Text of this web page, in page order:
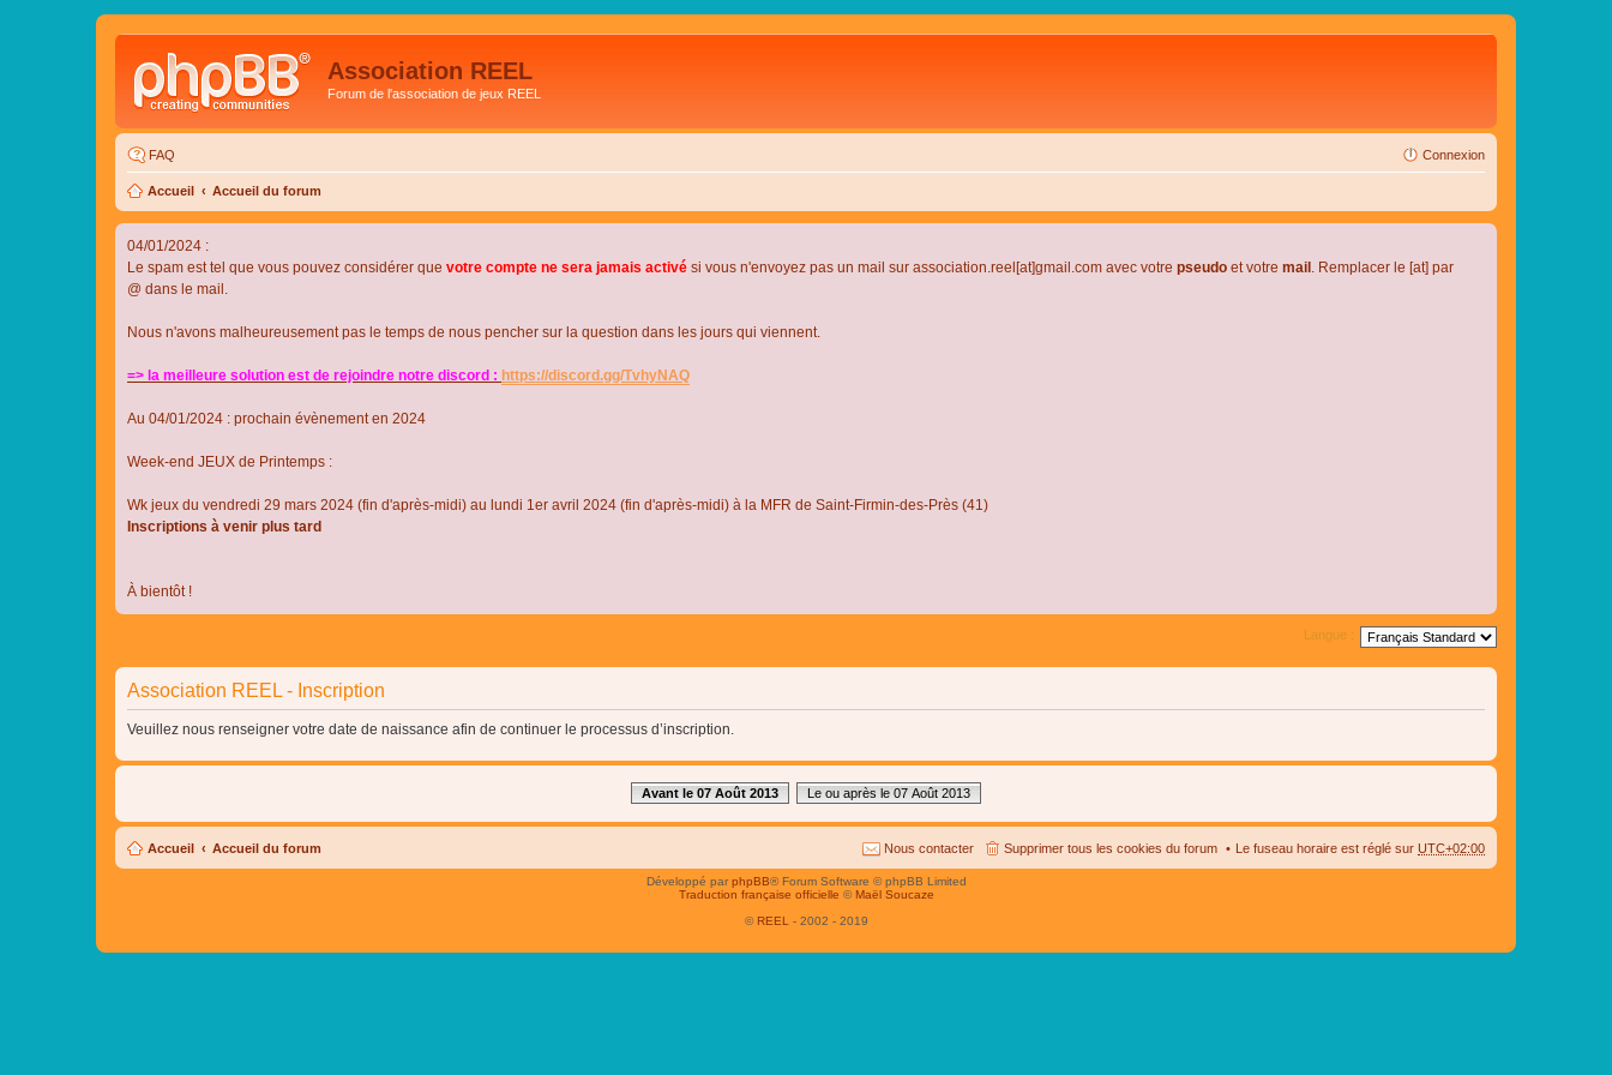
Association REEL
Forum de l'association de jeux REEL
FAQ Connexion
Accueil Accueil du forum
04/01/2024 :
Le spam est tel que vous pouvez considérer que votre compte ne sera jamais activé si vous n'envoyez pas un mail sur association.reel[at]gmail.com avec votre pseudo et votre mail . Remplacer le [at] par
@ dans le mail.
Nous n'avons malheureusement pas le temps de nous pencher sur la question dans les jours qui viennent.
=> la meilleure solution est de rejoindre notre discord : https://discord.gg/TvhyNAQ
Au 04/01/2024 : prochain évènement en 2024
Week-end JEUX de Printemps :
Wk jeux du vendredi 29 mars 2024 (fin d'après-midi) au lundi 1er avril 2024 (fin d'après-midi) à la MFR de Saint-Firmin-des-Près (41)
Inscriptions à venir plus tard
À bientôt !
Langue :
Association REEL - Inscription
Veuillez nous renseigner votre date de naissance afin de continuer le processus d’inscription.
Avant le 07 Août 2013 Le ou après le 07 Août 2013
Accueil Accueil du forum Le fuseau horaire est réglé sur UTC+02:00
Supprimer tous les cookies du forum
Nous contacter
Développé parphpBB® Forum Software © phpBB Limited
Traduction française officielle © Maël Soucaze
© REEL - 2002 - 2019